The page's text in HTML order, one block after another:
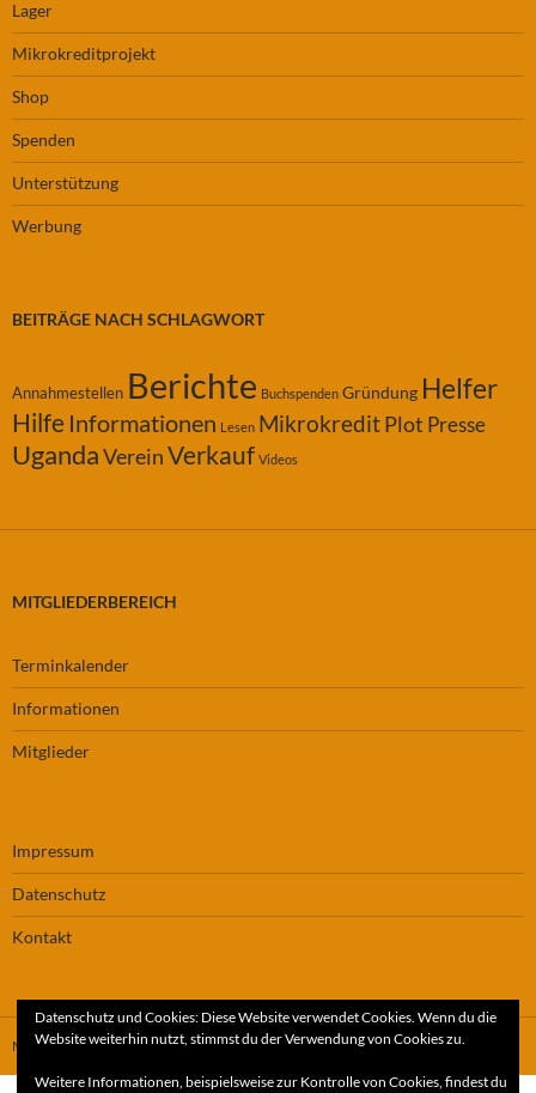
Lager
Mikrokreditprojekt
Shop
Spenden
Unterstützung
Werbung
BEITRÄGE NACH SCHLAGWORT
Annahmestellen Berichte Buchspenden Gründung Helfer
Hilfe Informationen Lesen MikrokreditPlot Presse
UgandaVereinVerkauf Videos
MITGLIEDERBEREICH
Terminkalender
Informationen
Mitglieder
Impressum
Datenschutz
Kontakt
Mit Stolz präsentiert von WordPress
Datenschutz und Cookies: Diese Website verwendet Cookies. Wenn du die
Website weiterhin nutzt, stimmst du der Verwendung von Cookies zu.
Weitere Informationen, beispielsweise zur Kontrolle von Cookies, findest du